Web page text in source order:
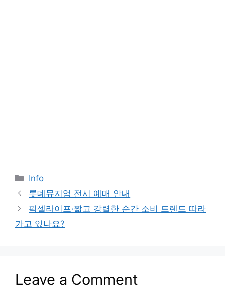
Categories
Info
롯데뮤지엄 전시 예매 안내
픽셀라이프·짧고 강렬한 순간 소비 트렌드 따라
가고 있나요?
Leave a Comment